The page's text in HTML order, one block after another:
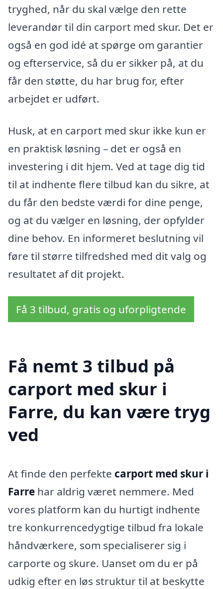
tryghed, når du skal vælge den rette
leverandør til din carport med skur. Det er
også en god idé at spørge om garantier
og efterservice, så du er sikker på, at du
får den støtte, du har brug for, efter
arbejdet er udført.
Husk, at en carport med skur ikke kun er
en praktisk løsning – det er også en
investering i dit hjem. Ved at tage dig tid
til at indhente flere tilbud kan du sikre, at
du får den bedste værdi for dine penge,
og at du vælger en løsning, der opfylder
dine behov. En informeret beslutning vil
føre til større tilfredshed med dit valg og
resultatet af dit projekt.
Få 3 tilbud, gratis og uforpligtende
Få nemt 3 tilbud på
carport med skur i
Farre, du kan være tryg
ved
At finde den perfekte carport med skur i
Farre har aldrig været nemmere. Med
vores platform kan du hurtigt indhente
tre konkurrencedygtige tilbud fra lokale
håndværkere, som specialiserer sig i
carporte og skure. Uanset om du er på
udkig efter en løs struktur til at beskytte